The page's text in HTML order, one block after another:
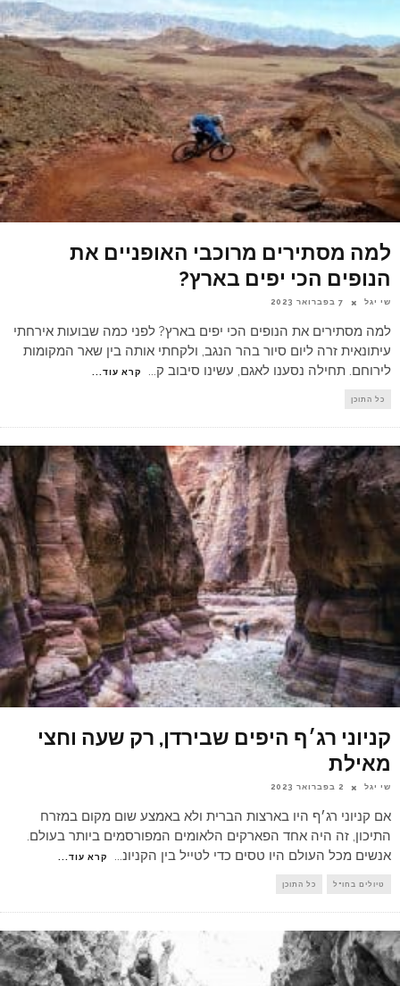
למה מסתירים מרוכבי האופניים את
הנופים הכי יפים בארץ?
שי יגל 7 בפברואר 2023
למה מסתירים את הנופים הכי יפים בארץ? לפני כמה שבועות אירחתי
עיתונאית זרה ליום סיור בהר הנגב, ולקחתי אותה בין שאר המקומות
לירוחם. תחילה נסענו לאגם, עשינו סיבוב ק... קרא עוד...
כל התוכן
קניוני רג׳ף היפים שבירדן, רק שעה וחצי
מאילת
שי יגל 2 בפברואר 2023
אם קניוני רג׳ף היו בארצות הברית ולא באמצע שום מקום במזרח
התיכון, זה היה אחד הפארקים הלאומים המפורסמים ביותר בעולם.
אנשים מכל העולם היו טסים כדי לטייל בין הקניונ... קרא עוד...
טיולים בחו"ל כל התוכן